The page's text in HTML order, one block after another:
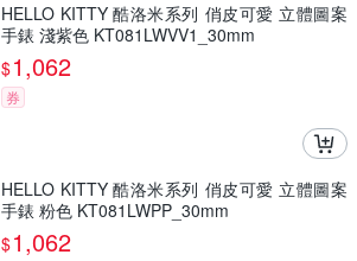
HELLO KITTY 酷洛米系列 俏皮可愛 立體圖案
手錶 淺紫色 KT081LWVV1_30mm
$1,062
券
HELLO KITTY 酷洛米系列 俏皮可愛 立體圖案
手錶 粉色 KT081LWPP_30mm
$1,062